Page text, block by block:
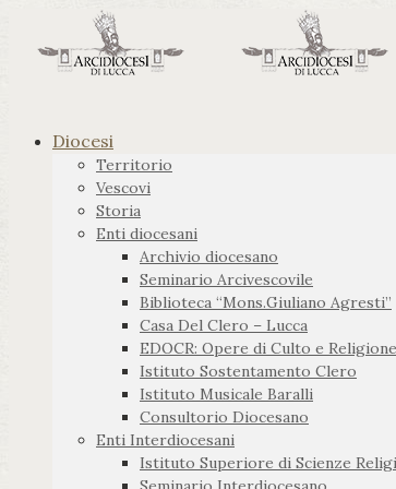
Diocesi
Territorio
Vescovi
Storia
Enti diocesani
Archivio diocesano
Seminario Arcivescovile
Biblioteca “Mons.Giuliano Agresti”
Casa Del Clero – Lucca
EDOCR: Opere di Culto e Religione
Istituto Sostentamento Clero
Istituto Musicale Baralli
Consultorio Diocesano
Enti Interdiocesani
Istituto Superiore di Scienze